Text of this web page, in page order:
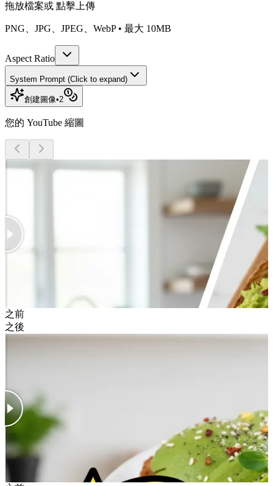
拖放檔案或 點擊上傳
PNG、JPG、JPEG、WebP • 最大 10MB
Aspect Ratio
System Prompt (Click to expand)
創建圖像•2
您的 YouTube 縮圖
之前
之後